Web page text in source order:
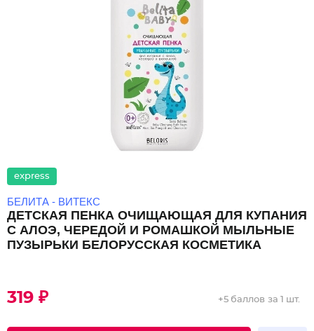
express
БЕЛИТА - ВИТЕКС
ДЕТСКАЯ ПЕНКА ОЧИЩАЮЩАЯ ДЛЯ КУПАНИЯ
С АЛОЭ, ЧЕРЕДОЙ И РОМАШКОЙ МЫЛЬНЫЕ
ПУЗЫРЬКИ БЕЛОРУССКАЯ КОСМЕТИКА
319 ₽ +5 баллов за 1 шт.